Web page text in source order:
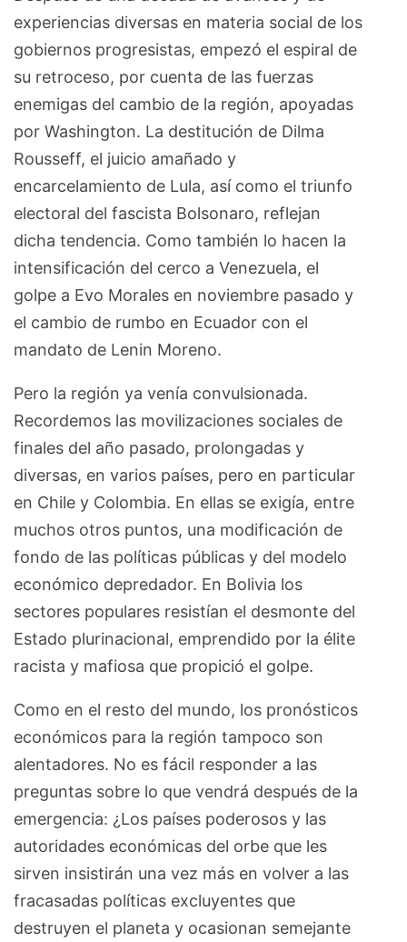
experiencias diversas en materia social de los
gobiernos progresistas, empezó el espiral de
su retroceso, por cuenta de las fuerzas
enemigas del cambio de la región, apoyadas
por Washington. La destitución de Dilma
Rousseff, el juicio amañado y
encarcelamiento de Lula, así como el triunfo
electoral del fascista Bolsonaro, reflejan
dicha tendencia. Como también lo hacen la
intensificación del cerco a Venezuela, el
golpe a Evo Morales en noviembre pasado y
el cambio de rumbo en Ecuador con el
mandato de Lenin Moreno.
Pero la región ya venía convulsionada.
Recordemos las movilizaciones sociales de
finales del año pasado, prolongadas y
diversas, en varios países, pero en particular
en Chile y Colombia. En ellas se exigía, entre
muchos otros puntos, una modificación de
fondo de las políticas públicas y del modelo
económico depredador. En Bolivia los
sectores populares resistían el desmonte del
Estado plurinacional, emprendido por la élite
racista y mafiosa que propició el golpe.
Como en el resto del mundo, los pronósticos
económicos para la región tampoco son
alentadores. No es fácil responder a las
preguntas sobre lo que vendrá después de la
emergencia: ¿Los países poderosos y las
autoridades económicas del orbe que les
sirven insistirán una vez más en volver a las
fracasadas políticas excluyentes que
destruyen el planeta y ocasionan semejante